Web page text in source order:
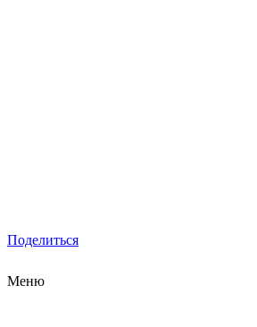
Поделиться
Меню